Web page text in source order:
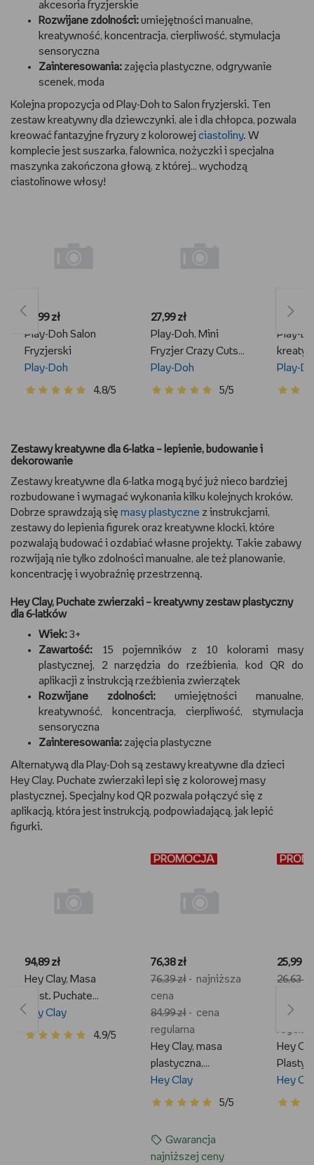
akcesoria fryzjerskie
Rozwijane zdolności: umiejętności manualne,
kreatywność, koncentracja, cierpliwość, stymulacja
sensoryczna
Zainteresowania: zajęcia plastyczne, odgrywanie
scenek, moda
Kolejna propozycja od Play-Doh to Salon fryzjerski. Ten
zestaw kreatywny dla dziewczynki, ale i dla chłopca, pozwala
kreować fantazyjne fryzury z kolorowej ciastoliny. W
komplecie jest suszarka, falownica, nożyczki i specjalna
maszynka zakończona głową, z której… wychodzą
ciastolinowe włosy!
Play-Doh Salon
Fryzjerski
Play-Doh
4.8/5
54,99 zł
Play-Doh, Mini
Fryzjer Crazy Cuts
E4918
Play-Doh
5/5
27,99 zł
Play-
Noodle
Play-
109,99
Zestawy kreatywne dla 6-latka – lepienie, budowanie i
dekorowanie
Zestawy kreatywne dla 6-latka mogą być już nieco bardziej
rozbudowane i wymagać wykonania kilku kolejnych kroków.
Dobrze sprawdzają się masy plastyczne z instrukcjami,
zestawy do lepienia figurek oraz kreatywne klocki, które
pozwalają budować i ozdabiać własne projekty. Takie zabawy
rozwijają nie tylko zdolności manualne, ale też planowanie,
koncentrację i wyobraźnię przestrzenną.
Hey Clay, Puchate zwierzaki – kreatywny zestaw plastyczny
dla 6-latków
Wiek: 3+
Zawartość: 15 pojemników z 10 kolorami masy
plastycznej, 2 narzędzia do rzeźbienia, kod QR do
aplikacji z instrukcją rzeźbienia zwierzątek
Rozwijane zdolności: umiejętności manualne,
kreatywność, koncentracja, cierpliwość, stymulacja
sensoryczna
Zainteresowania: zajęcia plastyczne
Alternatywą dla Play-Doh są zestawy kreatywne dla dzieci
Hey Clay. Puchate zwierzaki lepi się z kolorowej masy
plastycznej. Specjalny kod QR pozwala połączyć się z
aplikacją, która jest instrukcją, podpowiadającą, jak lepić
figurki.
Hey Clay, Masa
Plast. Puchate
Zwierzaki+Akcesoria
Hey Clay
4.9/5
94,89 zł
PROMOCJA
Hey Clay, masa
plastyczna,
Jednorożce, 15pak
Hey Clay
5/5
Gwarancja
najniższej ceny
76,38 zł
PROMOCJA
76,39 zł - najniższa
cena
84,99 zł - cena
regularna
Hey
Hey
25,99 zł
26,63 zł
29,99 zł